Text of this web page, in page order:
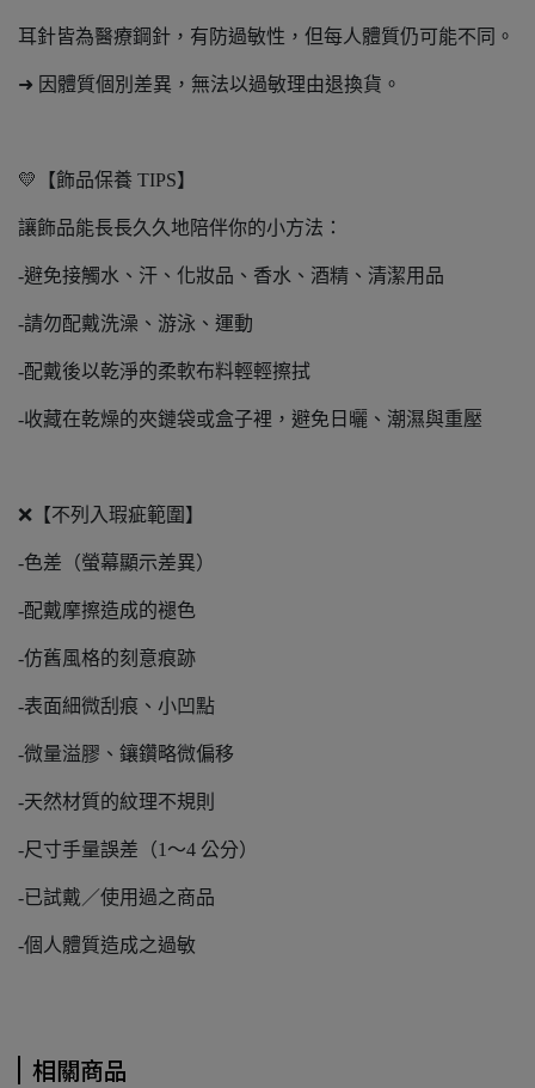
耳針皆為醫療鋼針，有防過敏性，但每人體質仍可能不同。
➜ 因體質個別差異，無法以過敏理由退換貨。
💛【飾品保養 TIPS】
讓飾品能長長久久地陪伴你的小方法：
-避免接觸水、汗、化妝品、香水、酒精、清潔用品
-請勿配戴洗澡、游泳、運動
-配戴後以乾淨的柔軟布料輕輕擦拭
-收藏在乾燥的夾鏈袋或盒子裡，避免日曬、潮濕與重壓
❌【不列入瑕疵範圍】
-色差（螢幕顯示差異）
-配戴摩擦造成的褪色
-仿舊風格的刻意痕跡
-表面細微刮痕、小凹點
-微量溢膠、鑲鑽略微偏移
-天然材質的紋理不規則
-尺寸手量誤差（1～4 公分）
-已試戴／使用過之商品
-個人體質造成之過敏
相關商品